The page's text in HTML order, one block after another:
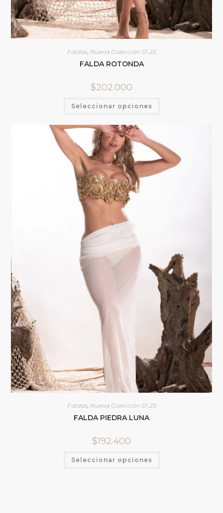
Faldas Nueva Colección S1-25
FALDA ROTONDA
$202.000
Seleccionar opciones
Faldas, Nueva Colección S1-25
FALDA PIEDRA LUNA
$192.400
Seleccionar opciones